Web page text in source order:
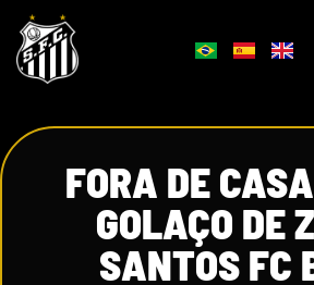
FORA DE
GOLAÇO DE
SANTOS FC